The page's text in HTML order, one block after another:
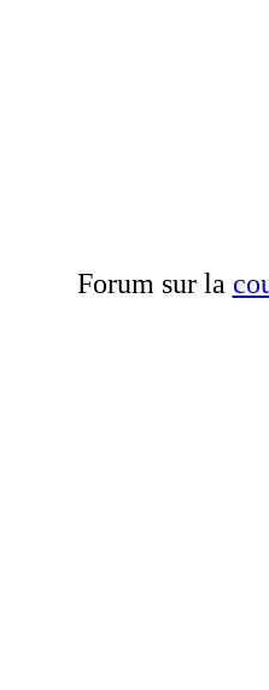
Forum sur la